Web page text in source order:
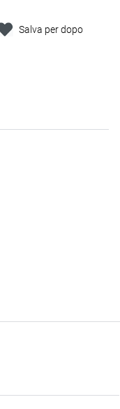
Salva per dopo